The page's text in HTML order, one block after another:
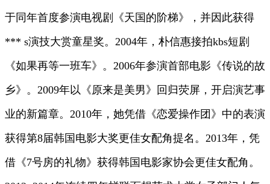
于同年首度参演电视剧《天国的阶梯》，并因此获得
*** s演技大赏童星奖。2004年，朴信惠接拍kbs短剧
《如果再等一班车》。2006年参演首部电影《传说的故
乡》。2009年以《原来是美男》回归荧屏，开启演艺事
业的新篇章。2010年，她凭借《恋爱操作团》中的表演
获得第8届韩国电影大奖更佳女配角提名。2013年，凭
借《7号房的礼物》获得韩国电影家协会更佳女配角。